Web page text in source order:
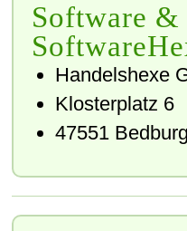
Software
Handelshexe
Klosterplatz 6
47551